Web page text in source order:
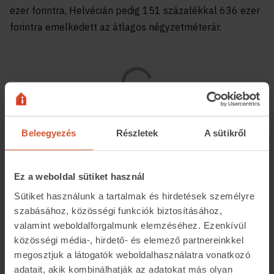
Beleegyezés Részletek A sütikről
Ez a weboldal sütiket használ
Sütiket használunk a tartalmak és hirdetések személyre
szabásához, közösségi funkciók biztosításához,
valamint weboldalforgalmunk elemzéséhez. Ezenkívül
közösségi média-, hirdető- és elemező partnereinkkel
megosztjuk a látogatók weboldalhasználatra vonatkozó
adatait, akik kombinálhatják az adatokat más olyan
ezer forintra, Helvécián pedig 151 százalékkal 636 ezer
forintra emelkedett az átlagos négyzetméterár.
Az is kiderül az ingatlan.com elemzéséből, hogy a
településeket nézve Baján például 128 százalékkal 412
ezer forintra, Kiskunhalason 143 százalékkal 348 ezer
forintra, Kalocsán pedig 168 százalékkal 327 ezer
forintra emelkedtek a lakóingatlanok átlagos
négyzetméterárai.
Balogh László beszélt arról is, hogy idén az országos